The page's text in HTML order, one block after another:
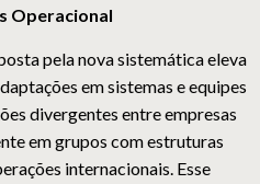
Operacional
pela nova sistemática eleva
em sistemas e equipes
divergentes entre empresas
em grupos com estruturas
internacionais. Esse